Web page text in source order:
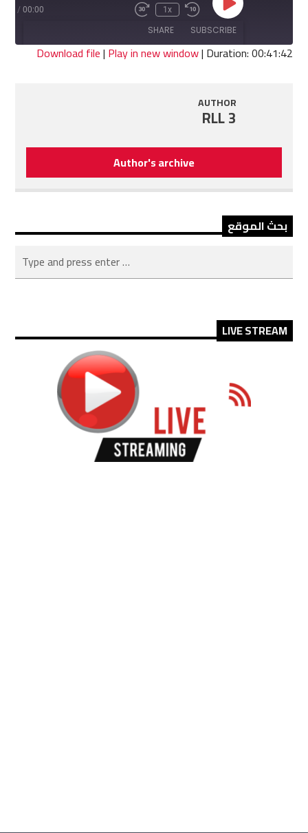
Play
Episode
Rewind
10
Seconds
1x
Fast
seconds
00:00
/
SUBSCRIBE
SHARE
Download file| Play in new window| Duration: 00:41:42
AUTHOR
RLL 3
Author's archive
بحث الموقع
LIVE STREAM